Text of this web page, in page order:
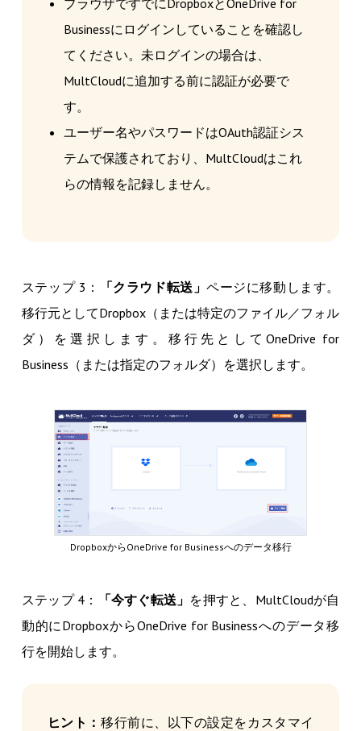
Businessにログインしていることを確認し
てください。未ログインの場合は、
MultCloudに追加する前に認証が必要で
す。
ユーザー名やパスワードはOAuth認証シス
テムで保護されており、MultCloudはこれ
らの情報を記録しません。
ステップ 3： 「クラウド転送 」ページに移動します。
移行元としてDropbox（または特定のファイル／フォル
ダ）を選択します。移行先としてOneDrive for
Business（または指定のフォルダ）を選択します。
DropboxからOneDrive for Businessへのデータ移行
ステップ 4： 「今すぐ転送」 を押すと、MultCloudが自
動的にDropboxからOneDrive for Businessへのデータ移
行を開始します。
ヒント：移行前に、以下の設定をカスタマイ